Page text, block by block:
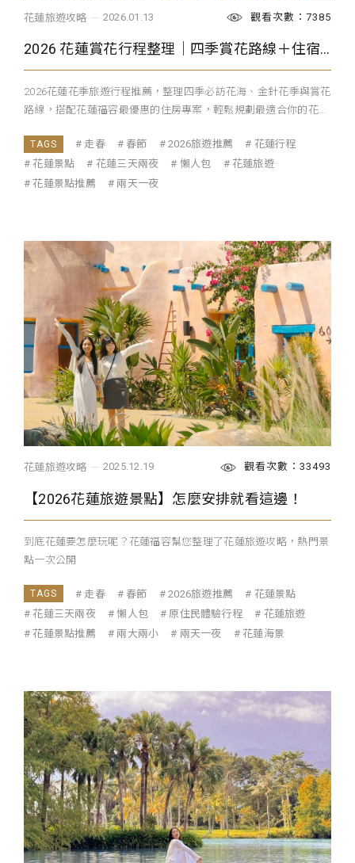
花蓮旅遊攻略 2026.01.13 觀看次數：7385
2026 花蓮賞花行程整理｜四季賞花路線＋住宿建議一次看
2026花蓮花季旅遊行程推薦，整理四季必訪花海、金針花季與賞花
路線，搭配花蓮福容最優惠的住房專案，輕鬆規劃最適合你的花...
走春 春節 2026旅遊推薦
花蓮行程
花蓮景點
花蓮三天兩夜 懶人包
花蓮旅遊
花蓮景點推薦
兩天一夜
花蓮旅遊攻略 2025.12.19 觀看次數：33493
【2026花蓮旅遊景點】怎麼安排就看這邊！
到底花蓮要怎麼玩呢？花蓮福容幫您整理了花蓮旅遊攻略，熱門景
點一次公開
走春 春節 2026旅遊推薦
花蓮景點
花蓮三天兩夜
懶人包 原住民體驗行程
花蓮旅遊
花蓮景點推薦
兩大兩小 兩天一夜 花蓮海景